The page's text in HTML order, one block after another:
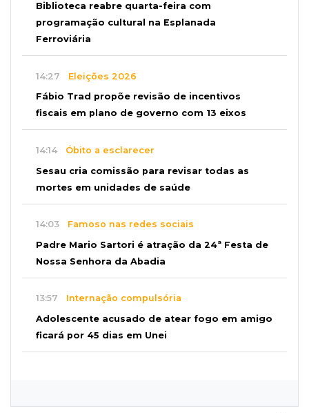
Biblioteca reabre quarta-feira com
programação cultural na Esplanada
Ferroviária
14:27 Eleições 2026
Fábio Trad propõe revisão de incentivos
fiscais em plano de governo com 13 eixos
14:14 Óbito a esclarecer
Sesau cria comissão para revisar todas as
mortes em unidades de saúde
14:03 Famoso nas redes sociais
Padre Mario Sartori é atração da 24ª Festa de
Nossa Senhora da Abadia
13:57 Internação compulsória
Adolescente acusado de atear fogo em amigo
ficará por 45 dias em Unei
projeto de mudanças nas leis tributárias